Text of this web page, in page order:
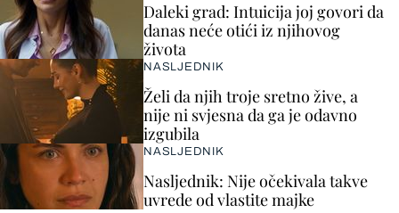
Daleki grad: Intuicija joj govori da
danas neće otići iz njihovog
života
NASLJEDNIK
Želi da njih troje sretno žive, a
nije ni svjesna da ga je odavno
izgubila
NASLJEDNIK
Nasljednik: Nije očekivala takve
uvrede od vlastite majke